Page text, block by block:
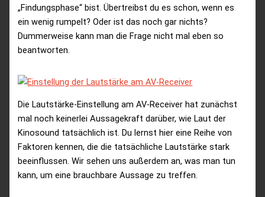
„Findungsphase“ bist. Übertreibst du es schon, wenn es
ein wenig rumpelt? Oder ist das noch gar nichts?
Dummerweise kann man die Frage nicht mal eben so
beantworten.
Die Lautstärke-Einstellung am AV-Receiver hat zunächst
mal noch keinerlei Aussagekraft darüber, wie Laut der
Kinosound tatsächlich ist. Du lernst hier eine Reihe von
Faktoren kennen, die die tatsächliche Lautstärke stark
beeinflussen. Wir sehen uns außerdem an, was man tun
kann, um eine brauchbare Aussage zu treffen.